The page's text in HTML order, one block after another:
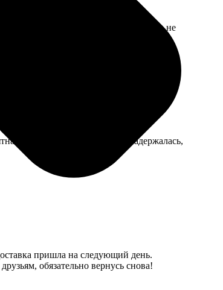
картонной трубке, к счастью, постер не
Только доставка немного задержалась,
пришла на следующий день.
обязательно вернусь снова!